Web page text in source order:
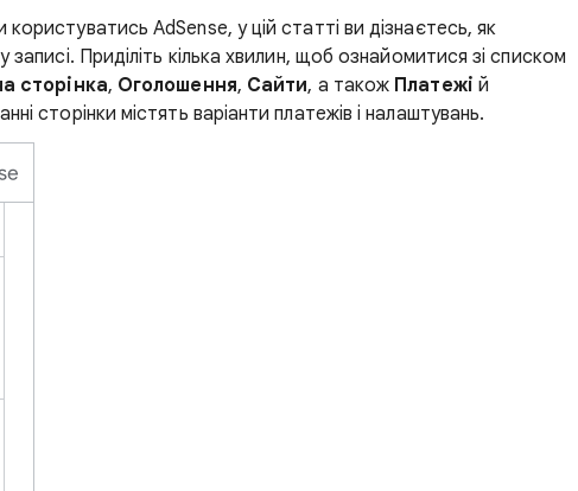
AdSense, у цій статті ви дізнаєтесь, як
записі. Приділіть кілька хвилин, щоб ознайомитися зі списком
сторінка, Оголошення, Сайти, а також Платежі й
сторінки містять варіанти платежів і налаштувань.